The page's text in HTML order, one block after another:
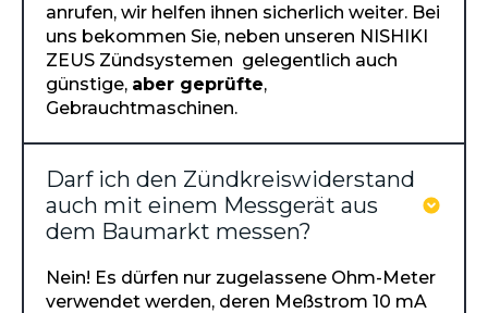
anrufen, wir helfen ihnen sicherlich weiter. Bei
uns bekommen Sie, neben unseren NISHIKI
ZEUS Zündsystemen gelegentlich auch
günstige, aber geprüfte,
Gebrauchtmaschinen.
Darf ich den Zündkreiswiderstand
auch mit einem Messgerät aus
dem Baumarkt messen?
Nein! Es dürfen nur zugelassene Ohm-Meter
verwendet werden, deren Meßstrom 10 mA